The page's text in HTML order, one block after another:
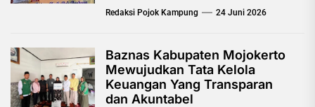
Redaksi Pojok Kampung 24 Juni 2026
Baznas Kabupaten Mojokerto
Mewujudkan Tata Kelola
Keuangan Yang Transparan
dan Akuntabel